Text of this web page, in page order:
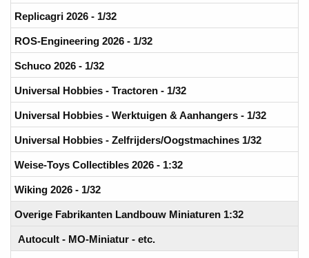
Replicagri 2026 - 1/32
ROS-Engineering 2026 - 1/32
Schuco 2026 - 1/32
Universal Hobbies - Tractoren - 1/32
Universal Hobbies - Werktuigen & Aanhangers - 1/32
Universal Hobbies - Zelfrijders/Oogstmachines 1/32
Weise-Toys Collectibles 2026 - 1:32
Wiking 2026 - 1/32
Overige Fabrikanten Landbouw Miniaturen 1:32
Autocult - MO-Miniatur - etc.